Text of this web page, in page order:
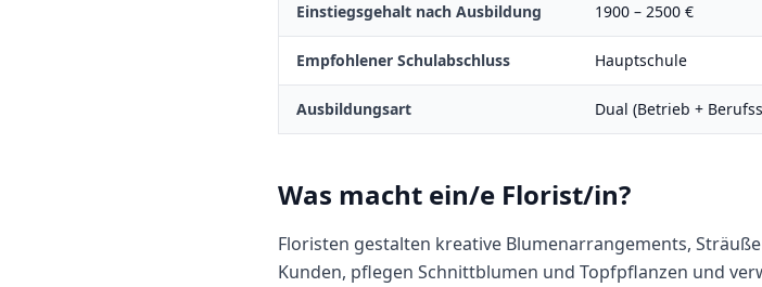
Einstiegsgehalt nach Ausbildung 1900 – 2500 €
Empfohlener Schulabschluss Hauptschule
Ausbildungsart Dual (Betrieb +
Was macht ein/e Florist/in?
Floristen gestalten kreative Blumenarrangements,
Kunden, pflegen Schnittblumen und Topfpflanzen und